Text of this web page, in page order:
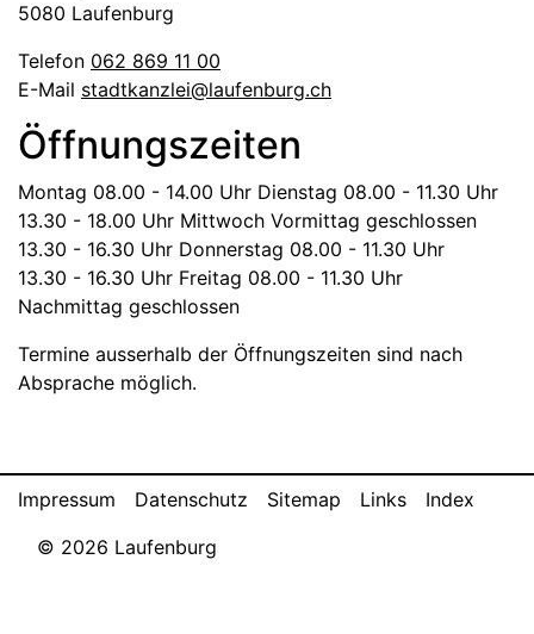
5080 Laufenburg
Telefon 062 869 11 00
E-Mail stadtkanzlei@laufenburg.ch
Öffnungszeiten
Montag 08.00 - 14.00 Uhr Dienstag 08.00 - 11.30 Uhr
13.30 - 18.00 Uhr Mittwoch Vormittag geschlossen
13.30 - 16.30 Uhr Donnerstag 08.00 - 11.30 Uhr
13.30 - 16.30 Uhr Freitag 08.00 - 11.30 Uhr
Nachmittag geschlossen
Termine ausserhalb der Öffnungszeiten sind nach
Absprache möglich.
Toolbar
Impressum Datenschutz Sitemap Links
Index
© 2026 Laufenburg